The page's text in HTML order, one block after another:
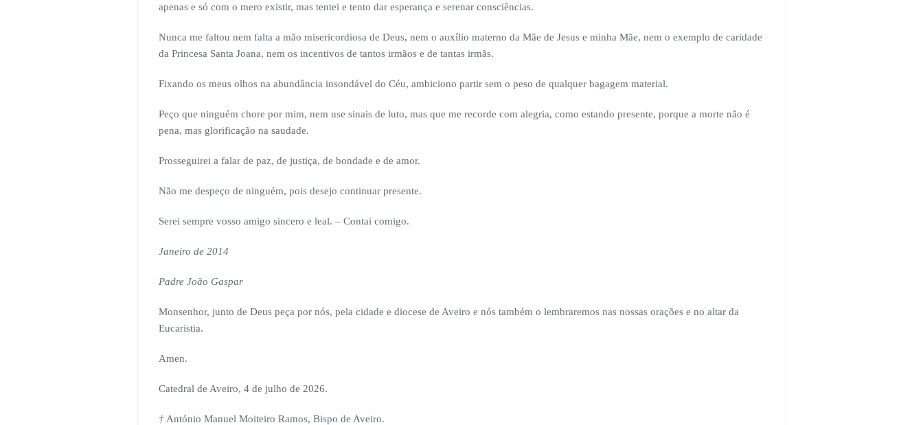
apenas e só com o mero existir, mas tentei e tento dar esperança e serenar consciências.
Nunca me faltou nem falta a mão misericordiosa de Deus, nem o auxílio materno da Mãe de Jesus e minha Mãe, nem o exemplo de caridade
da Princesa Santa Joana, nem os incentivos de tantos irmãos e de tantas irmãs.
Fixando os meus olhos na abundância insondável do Céu, ambiciono partir sem o peso de qualquer bagagem material.
Peço que ninguém chore por mim, nem use sinais de luto, mas que me recorde com alegria, como estando presente, porque a morte não é
pena, mas glorificação na saudade.
Prosseguirei a falar de paz, de justiça, de bondade e de amor.
Não me despeço de ninguém, pois desejo continuar presente.
Serei sempre vosso amigo sincero e leal. – Contai comigo.
Janeiro de 2014
Padre João Gaspar
Monsenhor, junto de Deus peça por nós, pela cidade e diocese de Aveiro e nós também o lembraremos nas nossas orações e no altar da
Eucaristia.
Amen.
Catedral de Aveiro, 4 de julho de 2026.
†António Manuel Moiteiro Ramos, Bispo de Aveiro.